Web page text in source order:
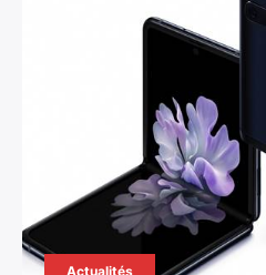
Actualités